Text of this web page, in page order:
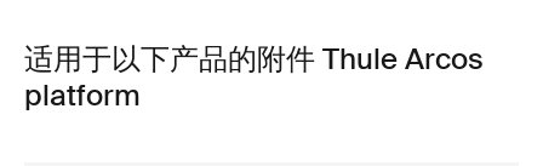
适用于以下产品的附件 Thule Arcos
platform